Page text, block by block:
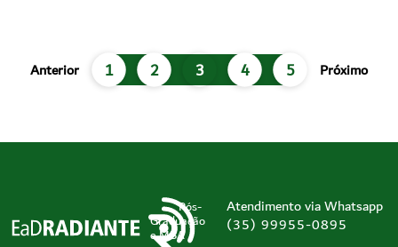
Anterior 1 2 3 4 5 Próximo
Pós-
Graduação
e MBA
Atendimento via Whatsapp
(35) 99955-0895